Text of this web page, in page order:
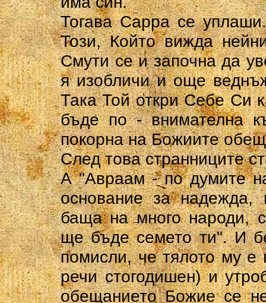
Тогава Сарра се
Този, Който вижда
Смути се и започна да
я изобличи и още
Така Той откри Себе Си
бъде по - внимателна
покорна на Божиите
След това странниците
А "Авраам - по думите
основание за
баща на много народи,
ще бъде семето ти". И
помисли, че тялото му е
речи стогодишен) и
обещанието Божие се